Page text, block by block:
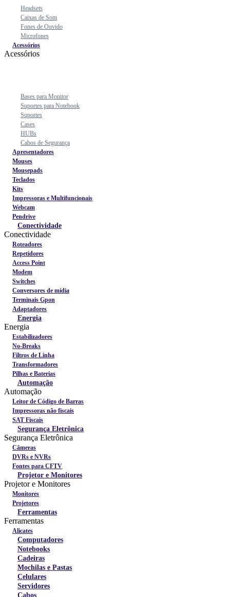
Headsets
Caixas de Som
Fones de Ouvido
Microfones
Acessórios
Acessórios
Bases para Monitor
Suportes para Notebook
Suportes
Cases
HUBs
Cabos de Segurança
Apresentadores
Mouses
Mousepads
Teclados
Kits
Impressoras e Multifuncionais
Webcam
Pendrive
Conectividade
Conectividade
Roteadores
Repetidores
Access Point
Modem
Switches
Conversores de mídia
Terminais Gpon
Adaptadores
Energia
Energia
Estabilizadores
No-Breaks
Filtros de Linha
Transformadores
Pilhas e Baterias
Automação
Automação
Leitor de Código de Barras
Impressoras não fiscais
SAT Fiscais
Segurança Eletrônica
Segurança Eletrônica
Câmeras
DVRs e NVRs
Fontes para CFTV
Projetor e Monitores
Projetor e Monitores
Monitores
Projetores
Ferramentas
Ferramentas
Alicates
Computadores
Notebooks
Cadeiras
Mochilas e Pastas
Celulares
Servidores
Cabos